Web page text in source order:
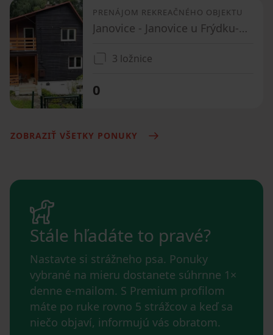
PRENÁJOM REKREAČNÉHO OBJEKTU
Janovice - Janovice u Frýdku-Místku, Moravskoslezský kraj
3 ložnice
0
ZOBRAZIŤ VŠETKY PONUKY
Stále hľadáte to pravé?
Nastavte si strážneho psa. Ponuky
vybrané na mieru dostanete súhrnne 1×
denne e-mailom. S Premium profilom
máte po ruke rovno 5 strážcov a keď sa
niečo objaví, informujú vás obratom.